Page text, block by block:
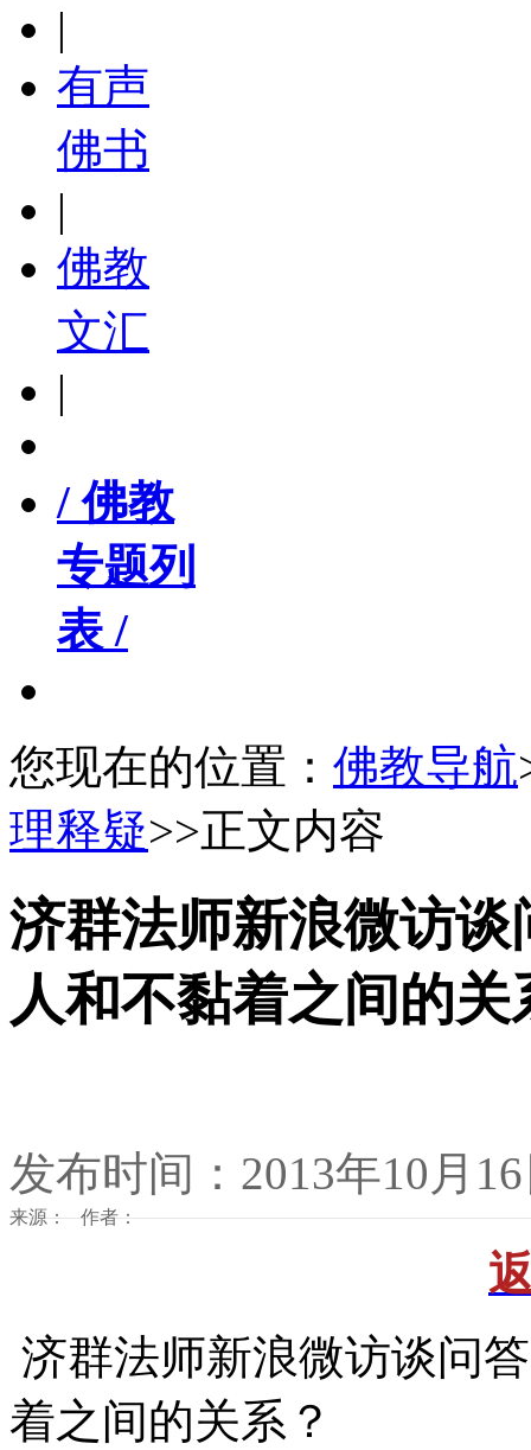
|
有声
佛书
|
佛教
文汇
|
/ 佛教
专题列
表 /
您现在的位置： 佛教导航
理释疑>>正文内容
济群法师新浪微访
人和不黏着之间的关
发布时间：2013年10月
来源： 作者：
济群法师新浪微访谈问
着之间的关系？